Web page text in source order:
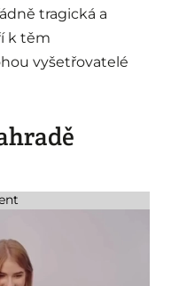
tragická a
k těm
vyšetřovatelé